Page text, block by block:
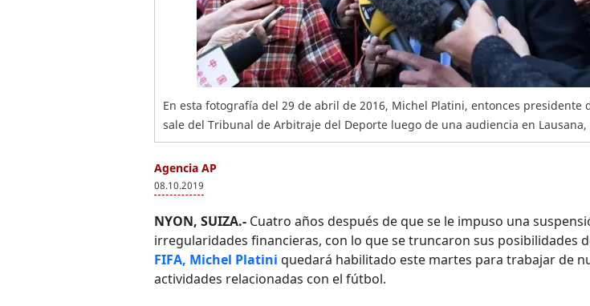
En esta fotografía del 29 de abril de 2016, Michel Platini, entonces presidente
sale del Tribunal de Arbitraje del Deporte luego de una audiencia en Lausana,
Agencia AP
08.10.2019
NYON, SUIZA.- Cuatro años después de que se le impuso una
irregularidades financieras, con lo que se truncaron sus posibilidades
FIFA, Michel Platini quedará habilitado este martes para trabajar de
actividades relacionadas con el fútbol.